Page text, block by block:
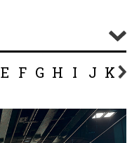
E F G H I J K L